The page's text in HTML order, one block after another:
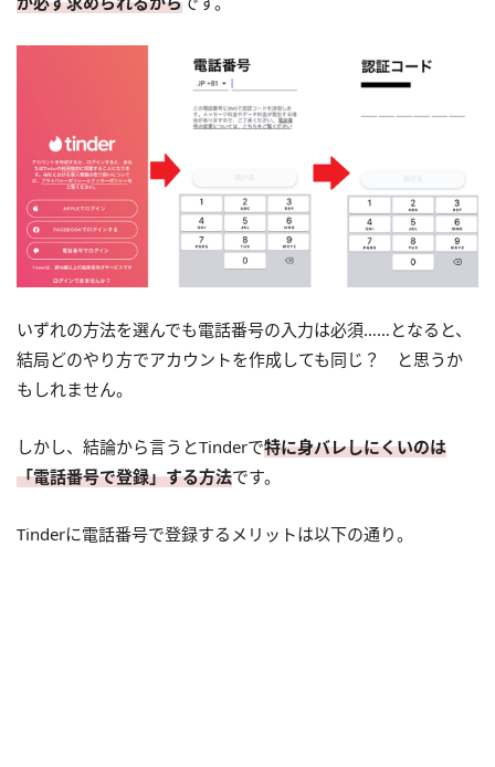
いずれの方法を選んでも電話番号の入力は必須……となると、
結局どのやり方でアカウントを作成しても同じ？ と思うか
もしれません。
しかし、結論から言うとTinderで特に身バレしにくいのは
「電話番号で登録」する方法です。
Tinderに電話番号で登録するメリットは以下の通り。